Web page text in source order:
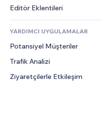
Hesap Makineleri
Arama
Hava Durumu
Grafik ve Tablolar
Topluluk
Değerlendirmeler ve Müşteri
Editör Eklentileri
YARDIMCI UYGULAMALAR
Potansiyel Müşteriler
Trafik Analizi
Ziyaretçilerle Etkileşim